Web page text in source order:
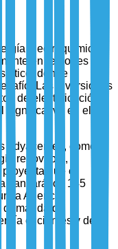
electroquímica
en regiones no
donde el
Las inversiones
de electrificación
significativo en el
adyacentes, como
renovable,
que el
los 145
la Agencia
de
eficientes y de